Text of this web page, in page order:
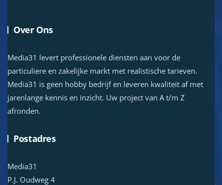
Over Ons
Media31 levert professionele diensten aan voor de
particuliere en zakelijke markt met realistische tarieven.
Media31 is geen hobby bedrijf en leveren kwaliteit af met
jarenlange kennis en inzicht. Uw project van A t/m Z
afronden.
Postadres
Media31
P.J. Oudweg 4